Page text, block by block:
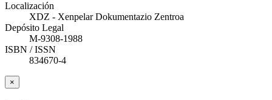
Localización
XDZ - Xenpelar Dokumentazio Zentroa
Depósito Legal
M-9308-1988
ISBN / ISSN
834670-4
×